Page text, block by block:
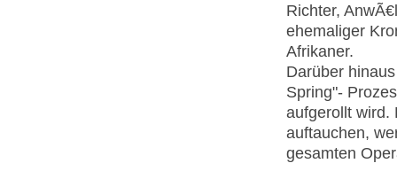
Richter,
ehemaliger
Afrikaner.
Darüber
Spring"-
aufgerollt wird.
auftauchen,
gesamten